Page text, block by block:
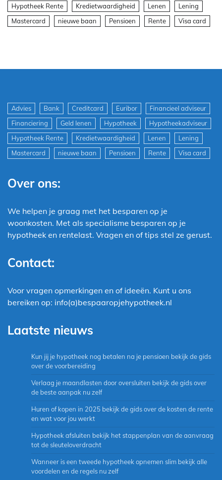
Hypotheek Rente
Kredietwaardigheid Lenen
Lening
Mastercard
nieuwe baan Pensioen Rente Visa card
Advies Bank Creditcard Euribor
Financieel adviseur
Financiering
Geld lenen Hypotheek
Hypotheekadviseur
Hypotheek Rente
Kredietwaardigheid Lenen
Lening
Mastercard
nieuwe baan Pensioen Rente Visa card
Over ons:
We helpen je graag met het besparen op je
woonkosten. Met als specialisme besparen op je
hypotheek en rentelast. Vragen en of tips stel ze gerust.
Contact:
Voor vragen opmerkingen en of ideeën. Kunt u ons
bereiken op: info(a)bespaaropjehypotheek.nl
Laatste nieuws
Kun jij je hypotheek nog betalen na je pensioen bekijk de gids
over de voorbereiding
Verlaag je maandlasten door oversluiten bekijk de gids over
de beste aanpak nu zelf
Huren of kopen in 2025 bekijk de gids over de kosten de rente
en wat voor jou werkt
Hypotheek afsluiten bekijk het stappenplan van de aanvraag
tot de sleuteloverdracht
Wanneer is een tweede hypotheek opnemen slim bekijk alle
voordelen en de regels nu zelf